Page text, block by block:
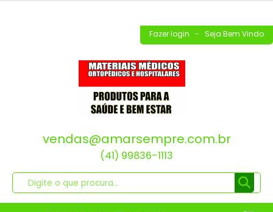
Fazer login - Seja Bem Vindo
vendas@amarsempre.com.br
(41) 99836-1113